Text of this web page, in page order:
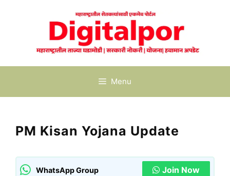
Menu
PM Kisan Yojana Update
WhatsApp Group Join Now